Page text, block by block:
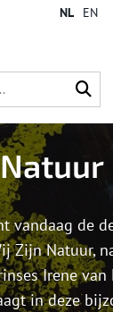
NL EN
vandaag de
Zijn Natuur,
Irene van
in deze